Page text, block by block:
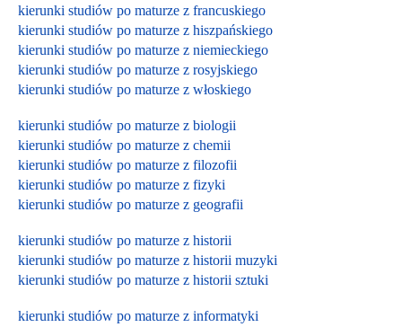
kierunki studiów po maturze z francuskiego
kierunki studiów po maturze z hiszpańskiego
kierunki studiów po maturze z niemieckiego
kierunki studiów po maturze z rosyjskiego
kierunki studiów po maturze z włoskiego
kierunki studiów po maturze z biologii
kierunki studiów po maturze z chemii
kierunki studiów po maturze z filozofii
kierunki studiów po maturze z fizyki
kierunki studiów po maturze z geografii
kierunki studiów po maturze z historii
kierunki studiów po maturze z historii muzyki
kierunki studiów po maturze z historii sztuki
kierunki studiów po maturze z informatyki